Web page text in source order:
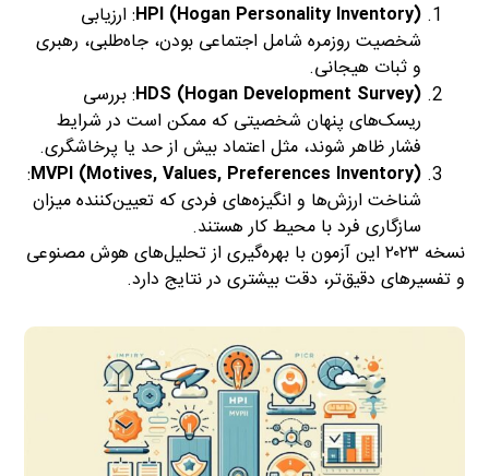
HPI (Hogan Personality Inventory): ارزیابی
شخصیت روزمره شامل اجتماعی بودن، جاه‌طلبی، رهبری
و ثبات هیجانی.
HDS (Hogan Development Survey): بررسی
ریسک‌های پنهان شخصیتی که ممکن است در شرایط
فشار ظاهر شوند، مثل اعتماد بیش از حد یا پرخاشگری.
MVPI (Motives, Values, Preferences Inventory)
:
شناخت ارزش‌ها و انگیزه‌های فردی که تعیین‌کننده میزان
سازگاری فرد با محیط کار هستند.
نسخه ۲۰۲۳ این آزمون با بهره‌گیری از تحلیل‌های هوش مصنوعی
و تفسیرهای دقیق‌تر، دقت بیشتری در نتایج دارد.